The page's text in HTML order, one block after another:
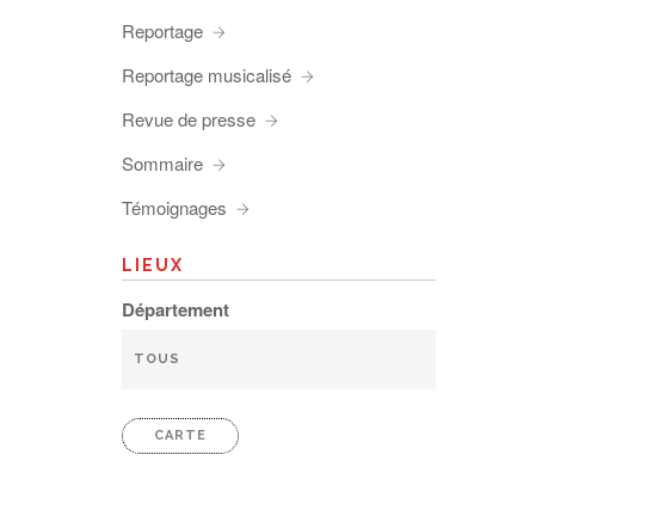
Reportage
Reportage musicalisé
Revue de presse
Sommaire
Témoignages
LIEUX
Département
CARTE